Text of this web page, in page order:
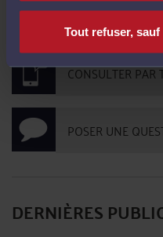
Tout refuser,
CONSULTER PAR
CONSULTER PAR
POSER UNE
DERNIÈRES